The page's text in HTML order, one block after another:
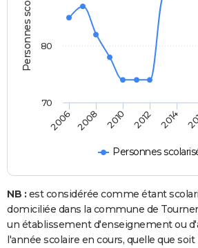
Personnes
2006 2008 2010 2012 2014
70
80
NB : est considérée comme étant
domiciliée dans la commune de
un établissement d'enseignement ou
l'année scolaire en cours, quelle que soit